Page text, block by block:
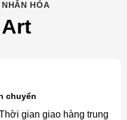
HÓA
chuyển
gian giao hàng trung